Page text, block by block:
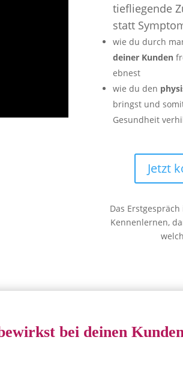
tiefliegende
statt
wie du durch
deiner Kunden
ebnest
wie du den
bringst und
Gesundheit
Jetzt
Das
Kennenlernen,
bei deinen